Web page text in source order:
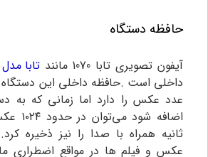
حافظه دستگاه
آیفون تصویری تابا 1070 مانند تابا مدل
داخلی است .
عدد عکس را دارد اما زمانی که به
ثانیه همراه با صدا را نیز ذخیره
عکس و فیلم ها در مواقع اضطراری